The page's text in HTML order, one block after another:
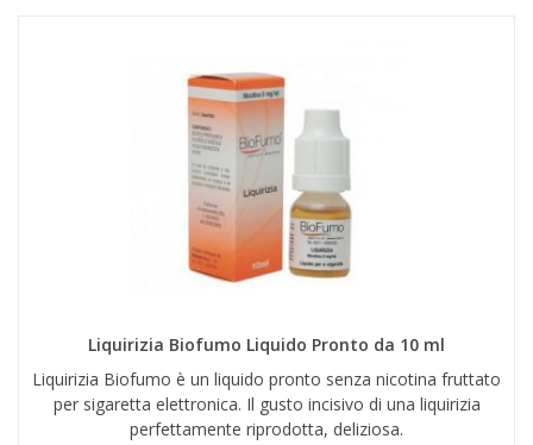
Liquirizia Biofumo Liquido Pronto da 10 ml
Liquirizia Biofumo è un liquido pronto senza nicotina fruttato
per sigaretta elettronica. Il gusto incisivo di una liquirizia
perfettamente riprodotta, deliziosa.